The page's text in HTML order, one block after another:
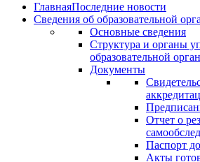
ГлавнаяПоследние новости
Сведения об образовательной
Основные сведения
Структура и органы
образовательной
Документы
Отчет о
Паспорт
Акты